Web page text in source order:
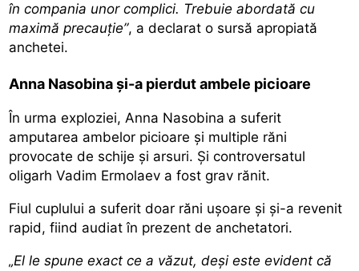
în compania unor complici. Trebuie abordată cu
maximă precauție”, a declarat o sursă apropiată
anchetei.
Anna Nasobina și-a pierdut ambele picioare
În urma exploziei, Anna Nasobina a suferit
amputarea ambelor picioare și multiple răni
provocate de schije și arsuri. Și controversatul
oligarh Vadim Ermolaev a fost grav rănit.
Fiul cuplului a suferit doar răni ușoare și și-a revenit
rapid, fiind audiat în prezent de anchetatori.
„El le spune exact ce a văzut, deși este evident că